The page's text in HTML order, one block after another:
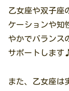
乙女座や双子座
ケーションや知
やかでバランス
サポートします
また、乙女座は